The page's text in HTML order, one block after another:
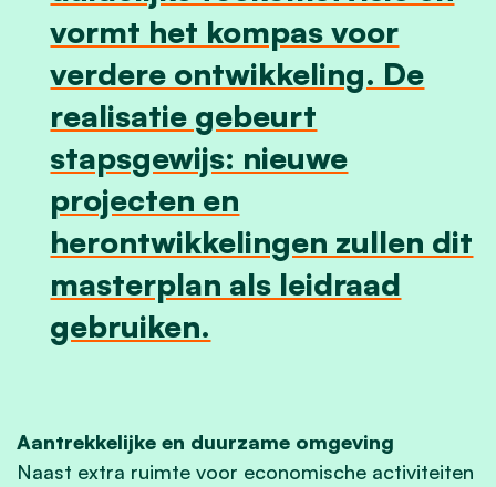
vormt het kompas voor
verdere ontwikkeling. De
realisatie gebeurt
stapsgewijs: nieuwe
projecten en
herontwikkelingen zullen dit
masterplan als leidraad
gebruiken.
Aantrekkelijke en duurzame omgeving
​Naast extra ruimte voor economische activiteiten